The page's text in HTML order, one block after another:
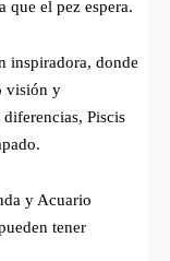
que el pez espera.
inspiradora, donde
visión y
Piscis
y Acuario
tener